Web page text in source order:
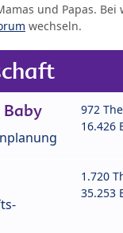
und Papas.
wechseln.
Baby
972
16.426
1.720
35.253